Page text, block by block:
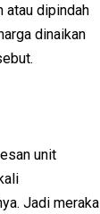
atau dipindah
dinaikan
unit
Jadi meraka